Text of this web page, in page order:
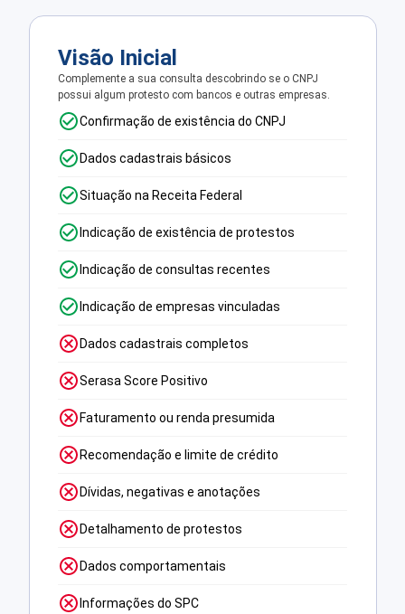
Visão Inicial
Complemente a sua consulta descobrindo se o CNPJ
possui algum protesto com bancos e outras empresas.
Confirmação de existência do CNPJ
Dados cadastrais básicos
Situação na Receita Federal
Indicação de existência de protestos
Indicação de consultas recentes
Indicação de empresas vinculadas
Dados cadastrais completos
Serasa Score Positivo
Faturamento ou renda presumida
Recomendação e limite de crédito
Dívidas, negativas e anotações
Detalhamento de protestos
Dados comportamentais
Informações do SPC